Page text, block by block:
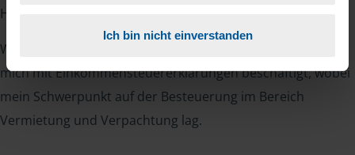
Ich bin nicht einverstanden
Hamburg erfolgreich bestanden.
Während meiner gesamten beruflichen Laufbahn habe ich
mich mit Einkommensteuererklärungen beschäftigt, wobei
mein Schwerpunkt auf der Besteuerung im Bereich
Vermietung und Verpachtung lag.